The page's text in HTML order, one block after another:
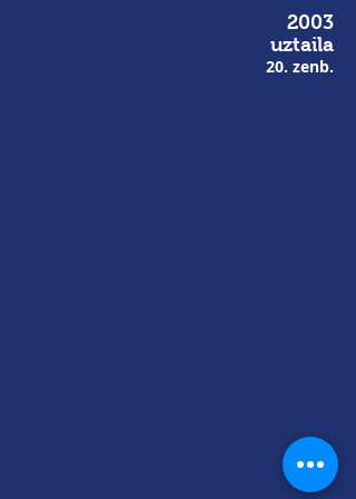
2003
uztaila
20. zenb.